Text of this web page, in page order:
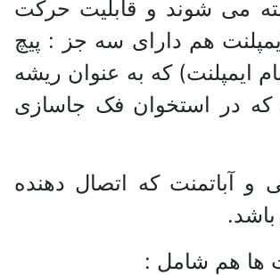
می شوند و قابلیت حرکت
هم دارای سه جز : پیچ
نام ایمپلنت) که به عنوان ریشه
در استخوان فک جاسازی
و آباتمنت که اتصال دهنده
ها هم شامل :